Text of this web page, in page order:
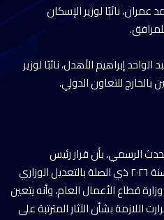
نائبًا لوزير الإسكان
إبراهيم الأهدل، نائبًا لوزير
بالخارج للتعاون الدولي.
الرسمي، بأن قرار رئيس
جمهورية مصر العربية رقم (٧٥) لسنة ٢٠٢٦ ذي الصلة بالتعديل الوزاري
قطاع الأعمال العام، وأنه يتعين
اللازمة بشأن الآثار المترتبة على